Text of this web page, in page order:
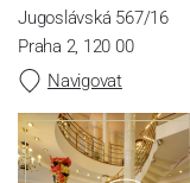
Jugoslávská 567/16
Praha 2, 120 00
Navigovat